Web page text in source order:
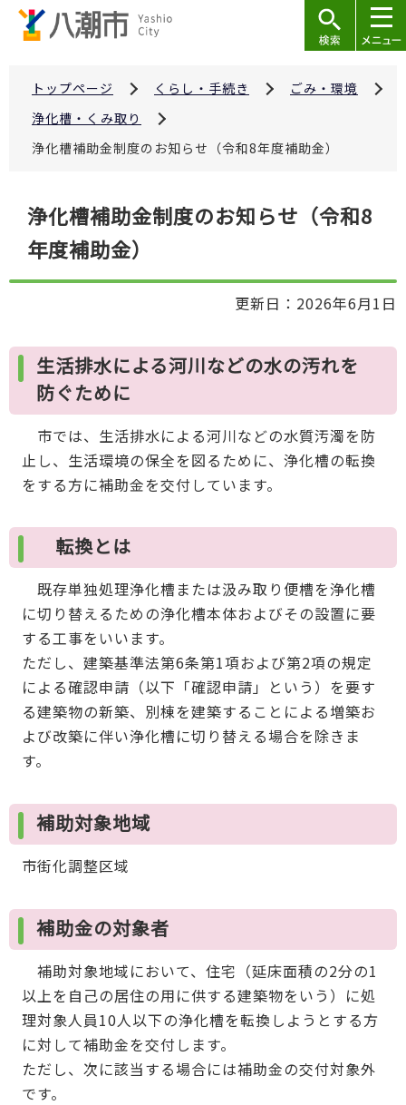
トップページ くらし・手続き
ごみ・環境
浄化槽・くみ取り
浄化槽補助金制度のお知らせ（令和8年度補助金）
浄化槽補助金制度のお知らせ（令和8
年度補助金）
更新日：2026年6月1日
生活排水による河川などの水の汚れを
防ぐために
市では、生活排水による河川などの水質汚濁を防
止し、生活環境の保全を図るために、浄化槽の転換
をする方に補助金を交付しています。
転換とは
既存単独処理浄化槽または汲み取り便槽を浄化槽
に切り替えるための浄化槽本体およびその設置に要
する工事をいいます。
ただし、建築基準法第6条第1項および第2項の規定
による確認申請（以下「確認申請」という）を要す
る建築物の新築、別棟を建築することによる増築お
よび改築に伴い浄化槽に切り替える場合を除きま
す。
補助対象地域
市街化調整区域
補助金の対象者
補助対象地域において、住宅（延床面積の2分の1
以上を自己の居住の用に供する建築物をいう）に処
理対象人員10人以下の浄化槽を転換しようとする方
に対して補助金を交付します。
ただし、次に該当する場合には補助金の交付対象外
です。